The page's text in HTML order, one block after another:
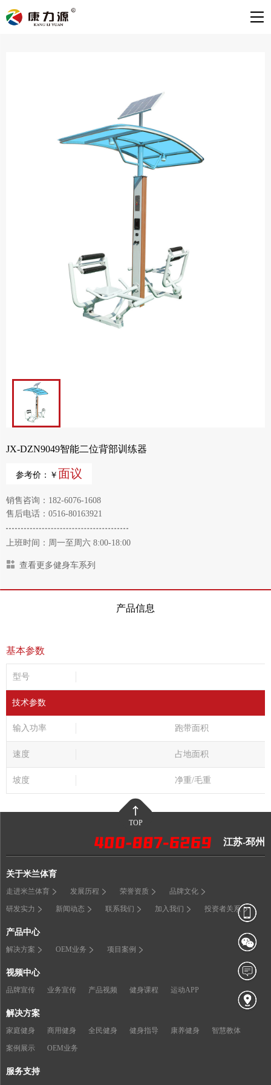
JX-DZN9049智能二位背部训练器
参考价：￥ 面议
销售咨询：182-6076-1608
售后电话：0516-80163921
上班时间：周一至周六 8:00-18:00
查看更多健身车系列
产品信息
基本参数
型号
技术参数
输入功率 跑带面积
速度 占地面积
坡度 净重/毛重
TOP
江苏-邳州
关于米兰体育
走进米兰体育 发展历程 荣誉资质 品牌文化
研发实力 新闻动态 联系我们 加入我们 投资者关系
产品中心
解决方案 OEM业务 项目案例
视频中心
品牌宣传 业务宣传 产品视频 健身课程 运动APP
解决方案
家庭健身 商用健身 全民健身 健身指导 康养健身 智慧教体
案例展示 OEM业务
服务支持